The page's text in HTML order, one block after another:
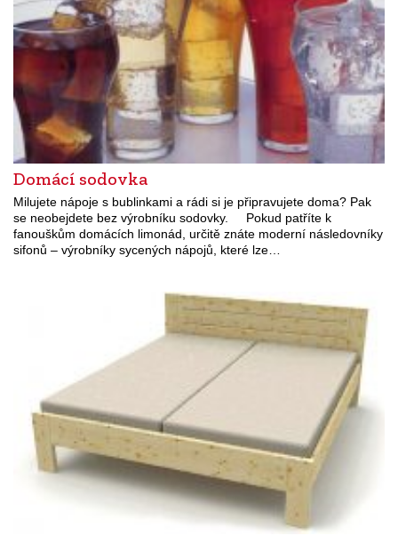
Domácí sodovka
Milujete nápoje s bublinkami a rádi si je připravujete doma? Pak
se neobejdete bez výrobníku sodovky. Pokud patříte k
fanouškům domácích limonád, určitě znáte moderní následovníky
sifonů – výrobníky sycených nápojů, které lze…